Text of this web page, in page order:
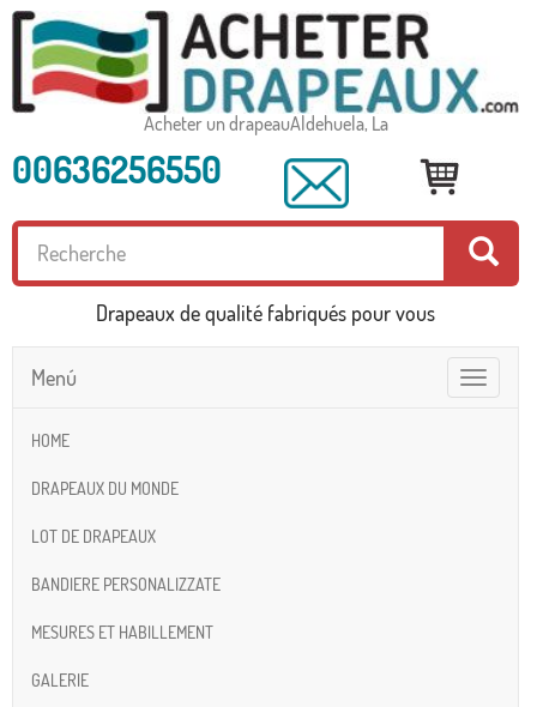
Acheter un drapeauAldehuela, La
00636256550
Drapeaux de qualité fabriqués pour vous
Toggle
navigation
Menú
HOME
DRAPEAUX DU MONDE
LOT DE DRAPEAUX
BANDIERE PERSONALIZZATE
MESURES ET HABILLEMENT
GALERIE